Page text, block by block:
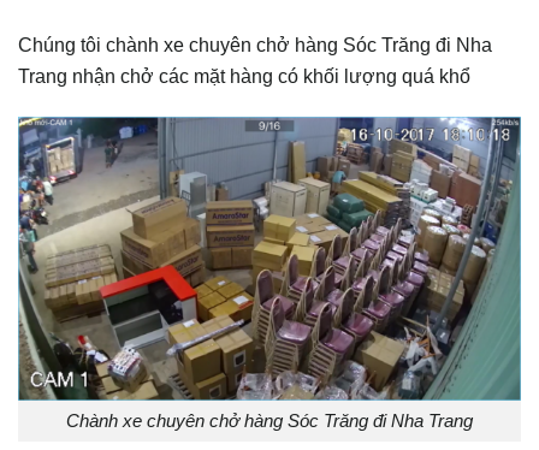
Chúng tôi chành xe chuyên chở hàng Sóc Trăng đi Nha
Trang nhận chở các mặt hàng có khối lượng quá khổ
Chành xe chuyên chở hàng Sóc Trăng đi Nha Trang